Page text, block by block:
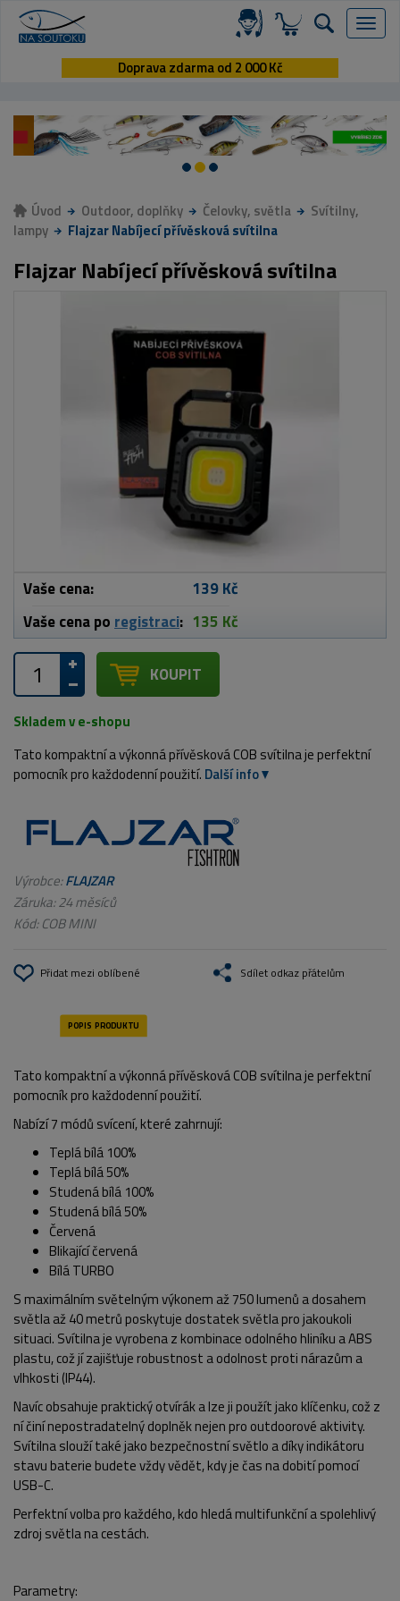
Menu
Doprava zdarma od 2 000 Kč
Úvod Outdoor, doplňky Čelovky, světla
Svítilny,
lampy
Flajzar Nabíjecí přívěsková svítilna
Flajzar Nabíjecí přívěsková svítilna
Vaše cena:
139 Kč
Vaše cena po registraci: 135 Kč
KOUPIT
Skladem v e-shopu
Tato kompaktní a výkonná přívěsková COB svítilna je perfektní
pomocník pro každodenní použití. Další info
Výrobce:FLAJZAR
Záruka: 24 měsíců
Kód:COB MINI
Přidat mezi oblíbené Sdílet odkaz přátelům
POPIS PRODUKTU
Tato kompaktní a výkonná přívěsková COB svítilna je perfektní
pomocník pro každodenní použití.
Nabízí 7 módů svícení, které zahrnují:
Teplá bílá 100%
Teplá bílá 50%
Studená bílá 100%
Studená bílá 50%
Červená
Blikající červená
Bílá TURBO
S maximálním světelným výkonem až 750 lumenů a dosahem
světla až 40 metrů poskytuje dostatek světla pro jakoukoli
situaci. Svítilna je vyrobena z kombinace odolného hliníku a ABS
plastu, což jí zajišťuje robustnost a odolnost proti nárazům a
vlhkosti (IP44).
Navíc obsahuje praktický otvírák a lze ji použít jako klíčenku, což z
ní činí nepostradatelný doplněk nejen pro outdoorové aktivity.
Svítilna slouží také jako bezpečnostní světlo a díky indikátoru
stavu baterie budete vždy vědět, kdy je čas na dobití pomocí
USB-C.
Perfektní volba pro každého, kdo hledá multifunkční a spolehlivý
zdroj světla na cestách.
Parametry: